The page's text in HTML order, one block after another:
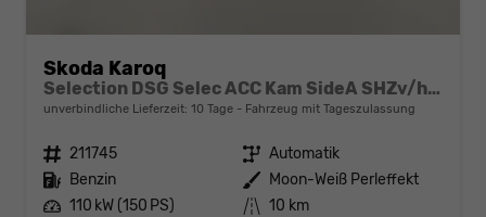
Skoda Karoq
Selection DSG Selec ACC Kam SideA SHZv/h Kessy SunS
unverbindliche Lieferzeit: 10 Tage Fahrzeug mit Tageszulassung
Fahrzeugnr. 211745 Getriebe Automatik
Kraftstoff Benzin Außenfarbe Moon-Weiß Perleffekt
Leistung 110 kW (150 PS) Kilometerstand 10 km